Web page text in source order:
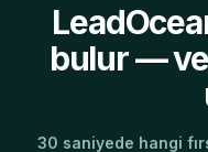
bulur —
30 saniyede hangi